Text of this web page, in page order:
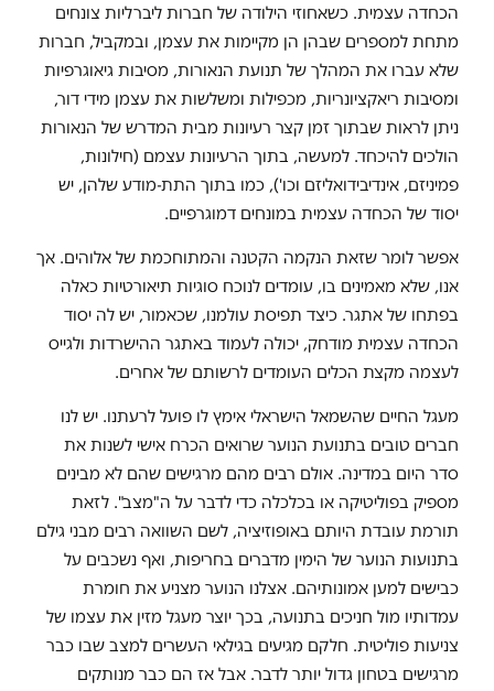
הכחדה עצמית. כשאחוזי הילודה של חברות ליברליות צונחים
מתחת למספרים שבהן הן מקיימות את עצמן, ובמקביל, חברות
שלא עברו את המהלך של תנועת הנאורות, מסיבות גיאוגרפיות
ומסיבות ריאקציונריות, מכפילות ומשלשות את עצמן מידי דור,
ניתן לראות שבתוך זמן קצר רעיונות מבית המדרש של הנאורות
הולכים להיכחד. למעשה, בתוך הרעיונות עצמם (חילונות,
פמיניזם, אינדיבידואליזם וכו'), כמו בתוך התת-מודע שלהן, יש
יסוד של הכחדה עצמית במונחים דמוגרפיים.
אפשר לומר שזאת הנקמה הקטנה והמתוחכמת של אלוהים. אך
אנו, שלא מאמינים בו, עומדים לנוכח סוגיות תיאורטיות כאלה
בפתחו של אתגר. כיצד תפיסת עולמנו, שכאמור, יש לה יסוד
הכחדה עצמית מודחק, יכולה לעמוד באתגר ההישרדות ולגייס
לעצמה מקצת הכלים העומדים לרשותם של אחרים.
מעגל החיים שהשמאל הישראלי אימץ לו פועל לרעתנו. יש לנו
חברים טובים בתנועת הנוער שרואים הכרח אישי לשנות את
סדר היום במדינה. אולם רבים מהם מרגישים שהם לא מבינים
מספיק בפוליטיקה או בכלכלה כדי לדבר על ה"מצב". לזאת
תורמת עובדת היותם באופוזיציה, לשם השוואה רבים מבני גילם
בתנועות הנוער של הימין מדברים בחריפות, ואף נשכבים על
כבישים למען אמונותיהם. אצלנו הנוער מצניע את חומרת
עמדותיו מול חניכים בתנועה, בכך יוצר מעגל מזין את עצמו של
צניעות פוליטית. חלקם מגיעים בגילאי העשרים למצב שבו כבר
מרגישים בטחון גדול יותר לדבר. אבל אז הם כבר מנותקים